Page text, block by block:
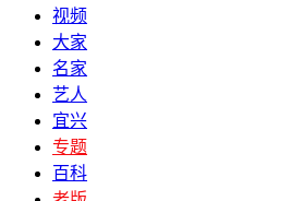
视频
大家
名家
艺人
宜兴
专题
百科